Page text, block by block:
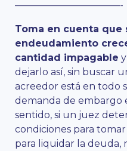
———————————-
Toma en cuenta que
endeudamiento
cantidad impagable
dejarlo así, sin buscar
acreedor está en todo
demanda de embargo
sentido, si un juez
condiciones para
para liquidar la deuda,